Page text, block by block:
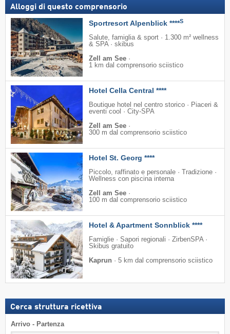
Alloggi di questo comprensorio
Sportresort Alpenblick ****S
Salute, famiglia & sport · 1.300 m² wellness
& SPA · skibus
Zell am See ·
1 km dal comprensorio sciistico
Hotel Cella Central ****
Boutique hotel nel centro storico · Piaceri &
eventi cool · City-SPA
Zell am See ·
300 m dal comprensorio sciistico
Hotel St. Georg ****
Piccolo, raffinato e personale · Tradizione ·
Wellness con piscina interna
Zell am See ·
100 m dal comprensorio sciistico
Hotel & Apartment Sonnblick ****
Famiglie · Sapori regionali · ZirbenSPA ·
Skibus gratuito
Kaprun · 5 km dal comprensorio sciistico
Cerca struttura ricettiva
Arrivo - Partenza